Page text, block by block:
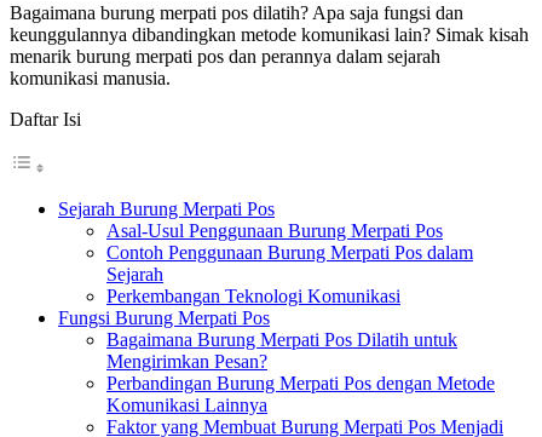
Bagaimana burung merpati pos dilatih? Apa saja fungsi dan
keunggulannya dibandingkan metode komunikasi lain? Simak kisah
menarik burung merpati pos dan perannya dalam sejarah
komunikasi manusia.
Daftar Isi
Sejarah Burung Merpati Pos
Asal-Usul Penggunaan Burung Merpati Pos
Contoh Penggunaan Burung Merpati Pos dalam
Sejarah
Perkembangan Teknologi Komunikasi
Fungsi Burung Merpati Pos
Bagaimana Burung Merpati Pos Dilatih untuk
Mengirimkan Pesan?
Perbandingan Burung Merpati Pos dengan Metode
Komunikasi Lainnya
Faktor yang Membuat Burung Merpati Pos Menjadi